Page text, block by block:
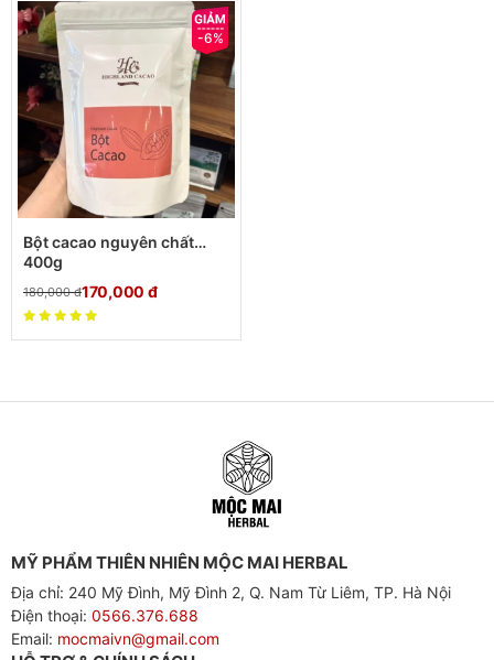
Bột cacao nguyên chất
400g
-6%
170,000 đ
180,000đ
MỸ PHẨM THIÊN NHIÊN MỘC MAI HERBAL
Địa chỉ: 240 Mỹ Đình, Mỹ Đình 2, Q. Nam Từ Liêm, TP. Hà Nội
Điện thoại: 0566.376.688
Email: mocmaivn@gmail.com